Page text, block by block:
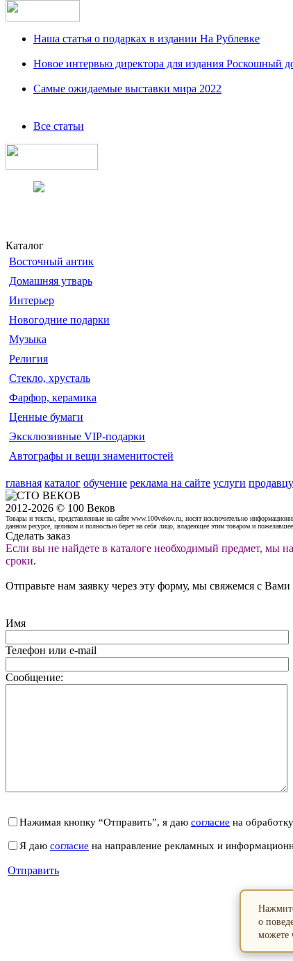
Наша статья о подарках в издании На Рублевке
Новое интервью директора для издания Роскошный
Самые ожидаемые выставки мира 2022
Все статьи
Каталог
Восточный антик
Домашняя утварь
Интерьер
Новогодние подарки
Музыка
Религия
Стекло, хрусталь
Фарфор, керамика
Ценные бумаги
Эксклюзивные VIP-подарки
Автографы и вещи знаменитостей
главная каталог обучение реклама на сайте услуги продавцу
2012-2026 © 100 Веков
Товары и тексты, представленные на сайте www.100vekov.ru, носят исключительно
данном ресурсе, целиком и полностью берет на себя лицо, владеющее этим товаром и
Сделать заказ
Если вы не найдете в каталоге необходимый предмет, мы
сроки.
Отправьте нам заявку через эту форму, мы свяжемся с
Имя
Телефон или e-mail
Сообщение:
Нажимая кнопку “Отправить”, я даю согласие на
Я даю согласие на направление рекламных и
Отправить
о
можете